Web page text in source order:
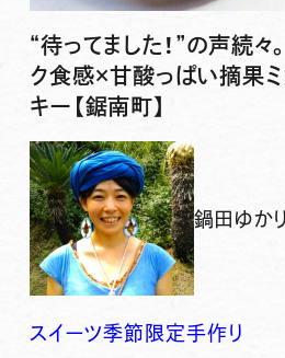
“待ってました！”の声続
ク食感×甘酸っぱい摘果ミ
キー【鋸南町】
鍋田ゆかり
スイーツ季節限定手作り